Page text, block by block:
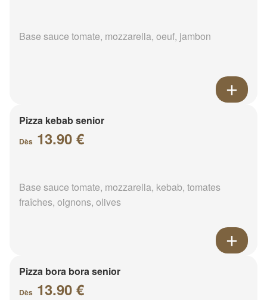
Base sauce tomate, mozzarella, oeuf, jambon
Pizza kebab senior
Dès 13.90 €
Base sauce tomate, mozzarella, kebab, tomates
fraîches, oignons, olives
Pizza bora bora senior
Dès 13.90 €